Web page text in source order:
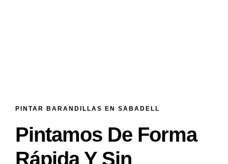
PINTAR BARANDILLAS EN SABADELL
Pintamos De Forma
Rápida Y Sin